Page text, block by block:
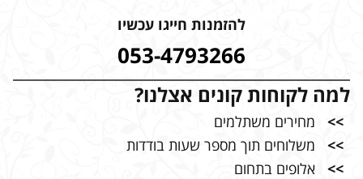
להזמנות חייגו עכשיו
053-4793266
למה לקוחות קונים אצלנו?
>>
מחירים משתלמים
>>
משלוחים תוך מספר שעות בודדות
>>
אלופים בתחום